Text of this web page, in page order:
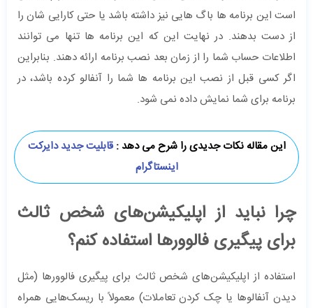
است این برنامه ها باگ هایی نیز داشته باشد یا حتی کارایی شان را
از دست بدهند. در نهایت این که این برنامه ها تنها می توانند
اطلاعات حساب شما را از زمان بعد نصب برنامه ارائه دهند. بنابراین
اگر کسی قبل از نصب این برنامه ها شما را آنفالو کرده باشد، در
برنامه برای شما نمایش داده نمی شود.
این مقاله نکات جدیدی را شرح می دهد : قابلیت جدید دایرکت
اینستاگرام
چرا نباید از اپلیکیشن‌های شخص ثالث
برای پیگیری فالوورها استفاده کنم؟
استفاده از اپلیکیشن‌های شخص ثالث برای پیگیری فالوورها (مثل
دیدن آنفالوها یا چک کردن تعاملات) معمولاً با ریسک‌هایی همراه